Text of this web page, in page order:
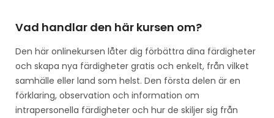
Vad handlar den här kursen om?
Den här onlinekursen låter dig förbättra dina färdigheter
och skapa nya färdigheter gratis och enkelt, från vilket
samhälle eller land som helst. Den första delen är en
förklaring, observation och information om
intrapersonella färdigheter och hur de skiljer sig från